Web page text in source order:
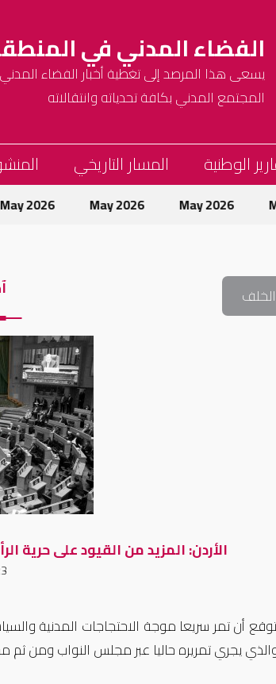
الفضاء المدني في
يسعى هذا المرصد إلى تغطية أخبار الفضاء
المجتمع المدني بكافة تحدياته وانتقالاته
الوطنية المسار التاريخي
May 2026 May 2026 May 2026
الأردن: المزيد من القيود على حرية
أن تمر سريعا موجة الاحتجاجات المدنية
يجري تمريره حاليا عبر مجلس النواب ومن ثم